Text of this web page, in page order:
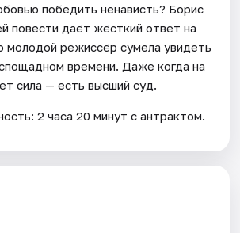
победить ненависть? Борис
повести даёт жёсткий ответ на
молодой режиссёр сумела увидеть
времени. Даже когда на
сила — есть высший суд.
2 часа 20 минут с антрактом.